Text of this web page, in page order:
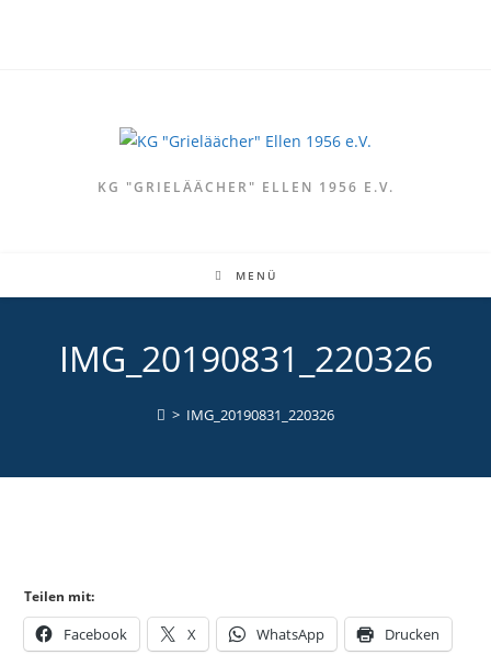
KG "GRIELÄÄCHER" ELLEN 1956 E.V.
MENÜ
IMG_20190831_220326
> IMG_20190831_220326
Teilen mit:
Facebook X WhatsApp Drucken